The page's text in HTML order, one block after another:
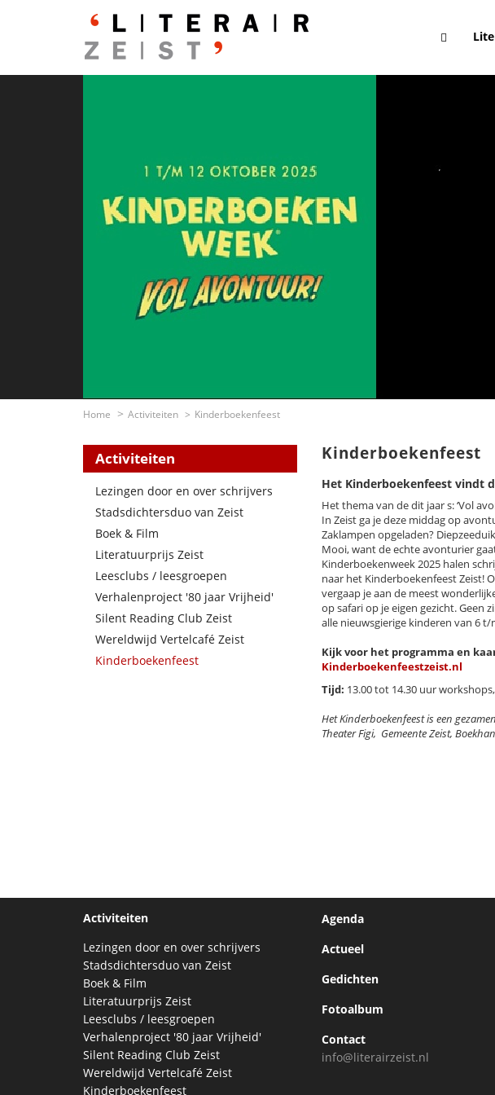
Home Activiteiten Kinderboekenfeest
Activiteiten
Lezingen door en over schrijvers
Stadsdichtersduo van Zeist
Boek & Film
Literatuurprijs Zeist
Leesclubs / leesgroepen
Verhalenproject '80 jaar Vrijheid'
Silent Reading Club Zeist
Wereldwijd Vertelcafé Zeist
Kinderboekenfeest
Kinderboekenfeest
Het Kinderboekenfeestvindt
Het thema van de dit jaar s: ‘Vol
In Zeist ga je deze middag op
Zaklampen opgeladen?
Mooi, want de echte avonturier
Kinderboekenweek 2025 halen
naar het Kinderboekenfeest Zeist!
vergaap je aan de meest
op safari op je eigen gezicht. Geen
alle nieuwsgierige kinderen van 6 t/
Kijk voor het programma en
Kinderboekenfeestzeist.nl
Tijd: 13.00 tot 14.30 uur
Het Kinderboekenfeest is een
Theater Figi, Gemeente Zeist,
Activiteiten
Lezingen door en over schrijvers
Stadsdichtersduo van Zeist
Boek & Film
Literatuurprijs Zeist
Leesclubs / leesgroepen
Verhalenproject '80 jaar Vrijheid'
Silent Reading Club Zeist
Wereldwijd Vertelcafé Zeist
Kinderboekenfeest
Agenda
Actueel
Gedichten
Fotoalbum
Contact
info@literairzeist.nl